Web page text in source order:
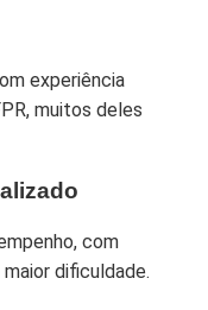
experiência
muitos deles
com
dificuldade.